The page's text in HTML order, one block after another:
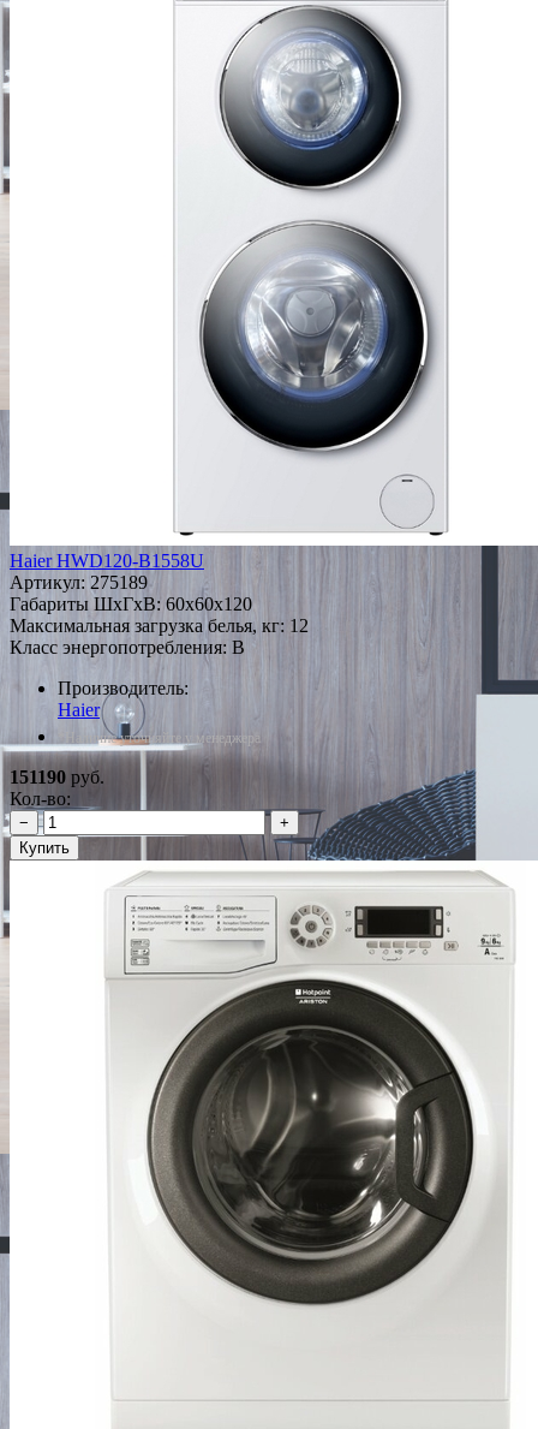
Haier HWD120-B1558U
Артикул: 275189
Габариты ШxГxВ: 60x60x120
Максимальная загрузка белья, кг: 12
Класс энергопотребления: B
Производитель:
Haier
*Наличие уточняйте у менеджера
151190 руб.
Кол-во:
−
+
Купить